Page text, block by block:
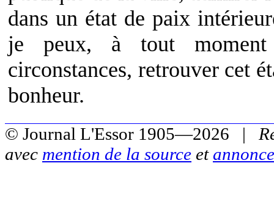
dans un état de paix
je peux, à tout
circonstances, retrouver cet
bonheur.
© Journal L'Essor 1905—2026 |
avec mention de la source et